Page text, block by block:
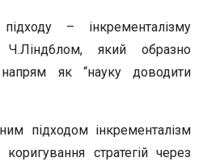
– інкременталізму
який образно
як “науку доводити
підходом інкременталізм
стратегій через